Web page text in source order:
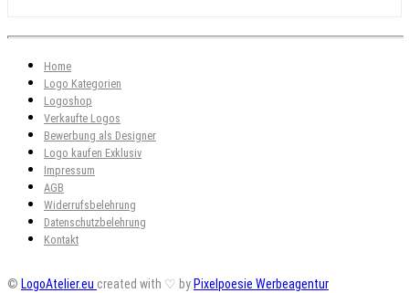
Home
Logo Kategorien
Logoshop
Verkaufte Logos
Bewerbung als Designer
Logo kaufen Exklusiv
Impressum
AGB
Widerrufsbelehrung
Datenschutzbelehrung
Kontakt
© LogoAtelier.eu created with ♡ byPixelpoesie Werbeagentur